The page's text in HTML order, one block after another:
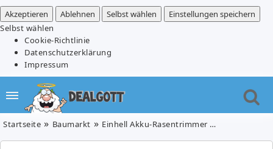
Akzeptieren
Ablehnen Selbst wählen
Einstellungen speichern
Selbst wählen
Cookie-Richtlinie
Datenschutzerklärung
Impressum
Startseite Baumarkt Einhell Akku-Rasentrimmer GE-CT 18 Li Solo für 35,99€ (Vergleich: 45,04€)